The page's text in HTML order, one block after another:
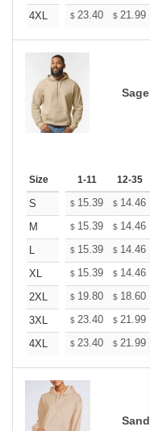
4XL
$ 23.40 $ 21.99
Sage
Size 1-11 12-35
S $ 15.39 $ 14.46
M
$ 15.39 $ 14.46
L
$ 15.39 $ 14.46
XL
$ 15.39 $ 14.46
2XL
$ 19.80 $ 18.60
3XL
$ 23.40 $ 21.99
4XL
$ 23.40 $ 21.99
Sand